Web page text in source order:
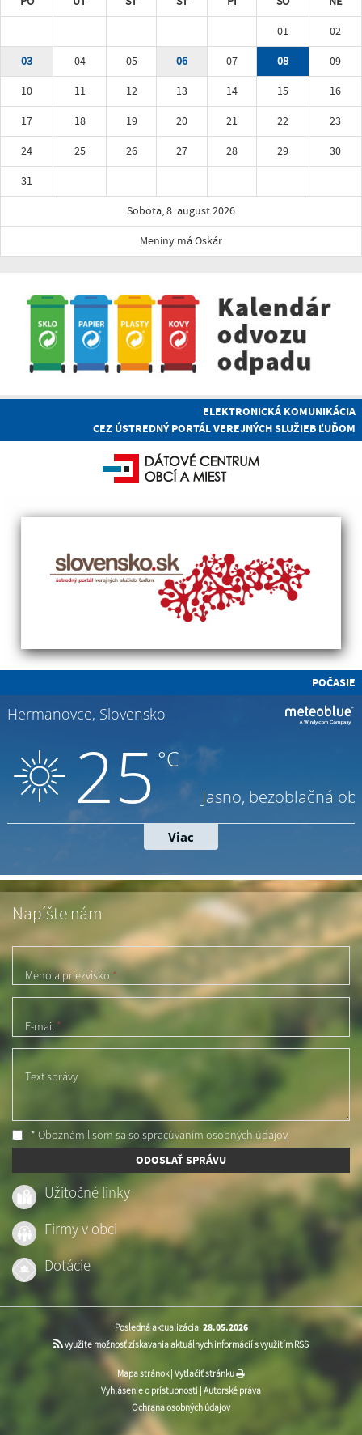
01
02
03
04 05 06 07 08
09
10
11 12 13 14 15
16
17
18 19 20 21 22
23
24
25 26 27 28 29
30
31
Sobota, 8. august 2026
Meniny má Oskár
ELEKTRONICKÁ KOMUNIKÁCIA
CEZ ÚSTREDNÝ PORTÁL VEREJNÝCH SLUŽIEB ĽUĎOM
POČASIE
Napíšte nám
Meno a priezvisko *
E-mail *
Text správy
* Oboznámil som sa so spracúvaním osobných údajov
ODOSLAŤ SPRÁVU
Užitočné linky
Firmy v obci
Dotácie
Posledná aktualizácia: 28.05.2026
využite možnosť získavania aktuálnych informácií s využitím RSS
Mapa stránok| Vytlačiť stránku
Vyhlásenie o prístupnosti | Autorské práva
Ochrana osobných údajov